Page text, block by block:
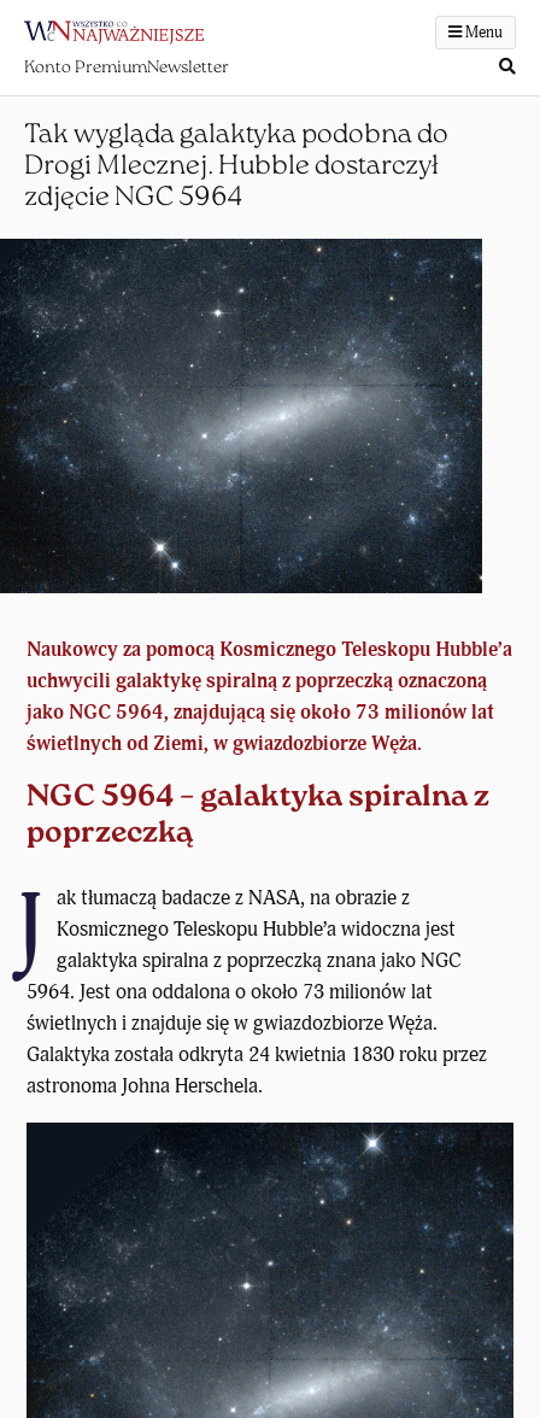
Menu
Konto PremiumNewsletter
Tak wygląda galaktyka podobna do
Drogi Mlecznej. Hubble dostarczył
zdjęcie NGC 5964
Naukowcy za pomocą Kosmicznego Teleskopu Hubble’a
uchwycili galaktykę spiralną z poprzeczką oznaczoną
jako NGC 5964, znajdującą się około 73 milionów lat
świetlnych od Ziemi, wgwiazdozbiorzeWęża.
NGC 5964 – galaktyka spiralna z
poprzeczką
J ak tłumaczą badacze zNASA, na obrazie z
Kosmicznego Teleskopu Hubble’a widoczna jest
galaktyka spiralna z poprzeczkąznana jako NGC
5964. Jest ona oddalona o około 73 milionów lat
świetlnych i znajduje się w gwiazdozbiorze Węża.
Galaktyka została odkryta 24 kwietnia 1830 roku przez
astronoma Johna Herschela.